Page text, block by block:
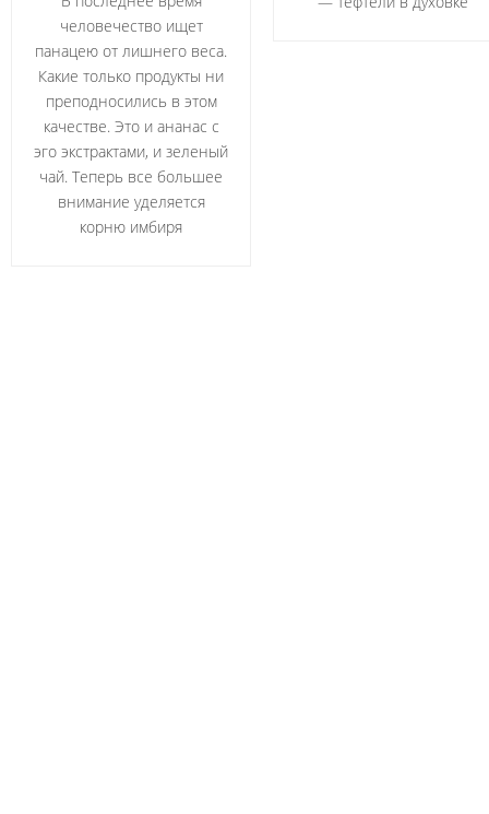
человечество ищет
панацею от лишнего веса.
Какие только продукты ни
преподносились в этом
качестве. Это и ананас с
эго экстрактами, и зеленый
чай. Теперь все большее
внимание уделяется
корню имбиря